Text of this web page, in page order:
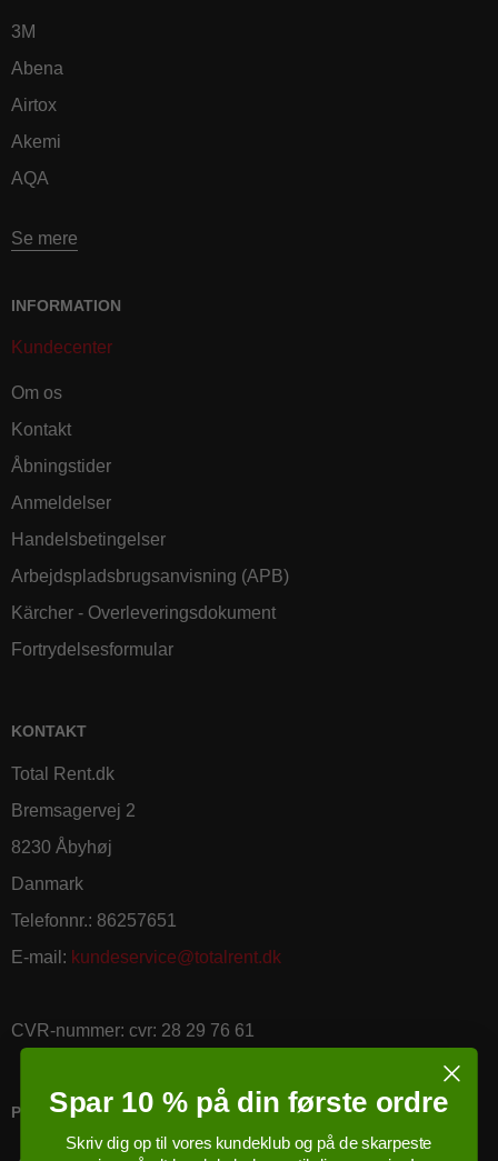
3M
Abena
Airtox
Akemi
AQA
Se mere
INFORMATION
Kundecenter
Om os
Kontakt
Åbningstider
Anmeldelser
Handelsbetingelser
Arbejdspladsbrugsanvisning (APB)
Kärcher - Overleveringsdokument
Fortrydelsesformular
KONTAKT
Total Rent.dk
Bremsagervej 2
8230 Åbyhøj
Danmark
Telefonnr.: 86257651
E-mail : kundeservice@totalrent.dk
CVR-nummer: cvr: 28 29 76 61
PRICERUNNER KØBSGARANTI
Spar 10 % på din første ordre
Skriv dig op til vores kundeklub og på de skarpeste